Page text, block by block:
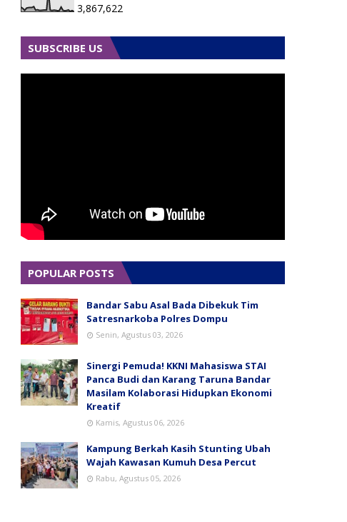
3,867,622
SUBSCRIBE US
POPULAR POSTS
Bandar Sabu Asal Bada Dibekuk Tim
Satresnarkoba Polres Dompu
Senin, Agustus 03, 2026
Sinergi Pemuda! KKNI Mahasiswa STAI
Panca Budi dan Karang Taruna Bandar
Masilam Kolaborasi Hidupkan Ekonomi
Kreatif
Kamis, Agustus 06, 2026
Kampung Berkah Kasih Stunting Ubah
Wajah Kawasan Kumuh Desa Percut
Rabu, Agustus 05, 2026